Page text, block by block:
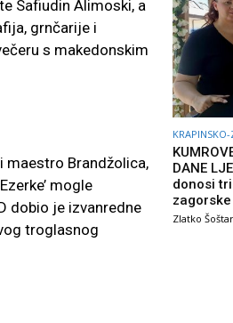
Safiudin Alimoski, a
grnčarije i
s makedonskim
maestro Brandžolica,
mogle
dobio je izvanredne
troglasnog
DANE
donosi
Zlatko